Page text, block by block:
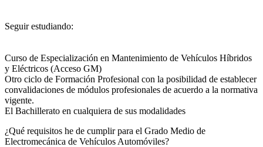
Seguir estudiando:
Curso de Especialización en Mantenimiento de Vehículos Híbridos
y Eléctricos (Acceso GM)
Otro ciclo de Formación Profesional con la posibilidad de establecer
convalidaciones de módulos profesionales de acuerdo a la normativa
vigente.
El Bachillerato en cualquiera de sus modalidades
¿Qué requisitos he de cumplir para el Grado Medio de
Electromecánica de Vehículos Automóviles?